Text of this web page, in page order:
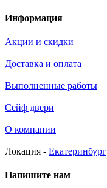
Информация
Акции и скидки
Доставка и оплата
Выполненные работы
Сейф двери
О компании
Локация - Екатеринбург
Напишите нам